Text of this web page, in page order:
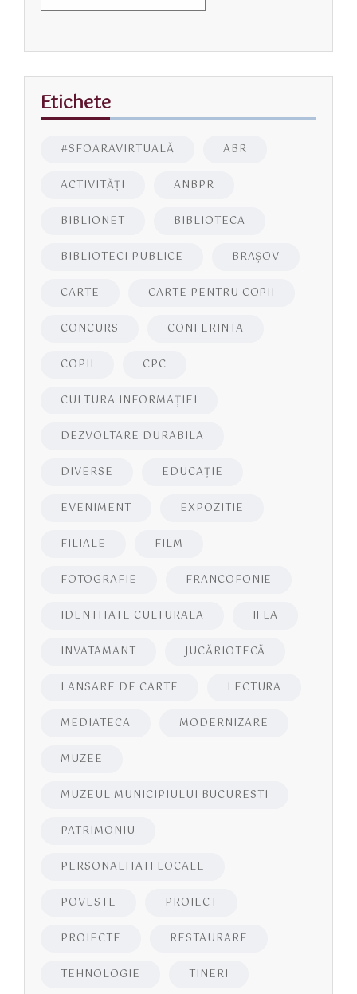
Etichete
#SFOARAVIRTUALĂ ABR
ACTIVITĂŢI ANBPR
BIBLIONET BIBLIOTECA
BIBLIOTECI PUBLICE BRAŞOV
CARTE CARTE PENTRU COPII
CONCURS CONFERINTA
COPII CPC
CULTURA INFORMAŢIEI
DEZVOLTARE DURABILA
DIVERSE EDUCAŢIE
EVENIMENT EXPOZITIE
FILIALE FILM
FOTOGRAFIE FRANCOFONIE
IDENTITATE CULTURALA IFLA
INVATAMANT JUCĂRIOTECĂ
LANSARE DE CARTE LECTURA
MEDIATECA MODERNIZARE
MUZEE
MUZEUL MUNICIPIULUI BUCURESTI
PATRIMONIU
PERSONALITATI LOCALE
POVESTE PROIECT
PROIECTE RESTAURARE
TEHNOLOGIE TINERI